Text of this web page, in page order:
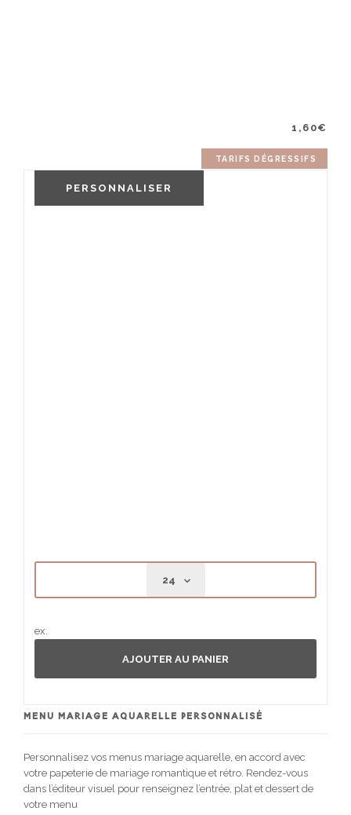
1,60€
TARIFS DÉGRESSIFS
MENU MARIAGE AQUARELLE PERSONNALISÉ
Personnalisez vos menus mariage aquarelle, en accord avec
votre papeterie de mariage romantique et rétro. Rendez-vous
dans l’éditeur visuel pour renseignez l’entrée, plat et dessert de
votre menu
PERSONNALISER
ex.
AJOUTER AU PANIER